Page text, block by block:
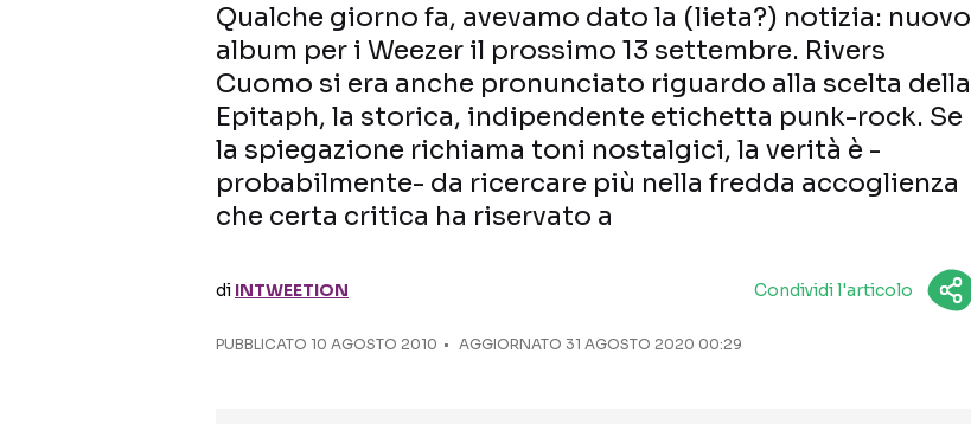
Qualche giorno fa, avevamo dato la (lieta?) notizia: nuovo
album per i Weezer il prossimo 13 settembre. Rivers
Cuomo si era anche pronunciato riguardo alla scelta della
Epitaph, la storica, indipendente etichetta punk-rock. Se
la spiegazione richiama toni nostalgici, la verità è -
probabilmente- da ricercare più nella fredda accoglienza
che certa critica ha riservato a
di INTWEETION Condividi l'articolo
PUBBLICATO 10 AGOSTO 2010 AGGIORNATO 31 AGOSTO 2020 00:29